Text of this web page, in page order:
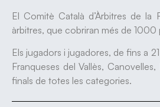
El Comitè Català d’Àrbitres de
àrbitres, que cobriran més de
Els jugadors i jugadores, de fins a
Franqueses del Vallès,
finals de totes les categories.